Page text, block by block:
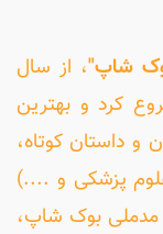
شاپ"، از سال
کرد و بهترین
و داستان کوتاه،
پزشکی و ....)
مدملی بوک شاپ،